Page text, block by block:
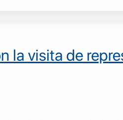
la visita de